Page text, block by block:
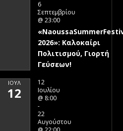
6
Σεπτεμβρίου
@ 23:00
2026»: Καλοκαίρι
Πολιτισμού, Γιορτή
Γεύσεων!
ΙΟΎΛ
12
12
Ιουλίου
@ 8:00
-
22
Αυγούστου